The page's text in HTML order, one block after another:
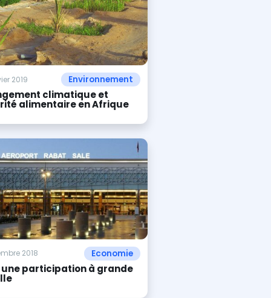
2019 Environnement
climatique et
alimentaire en Afrique
2018 Economie
une participation à grande